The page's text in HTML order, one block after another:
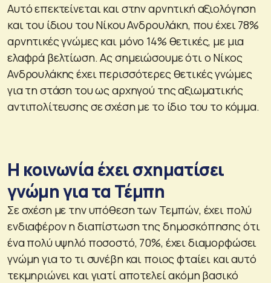
Αυτό επεκτείνεται και στην αρνητική αξιολόγηση
και του ίδιου του Νίκου Ανδρουλάκη, που έχει 78%
αρνητικές γνώμες και μόνο 14% θετικές, με μια
ελαφρά βελτίωση. Ας σημειώσουμε ότι ο Νίκος
Ανδρουλάκης έχει περισσότερες θετικές γνώμες
για τη στάση του ως αρχηγού της αξιωματικής
αντιπολίτευσης σε σχέση με το ίδιο του το κόμμα.
Η κοινωνία έχει σχηματίσει
γνώμη για τα Τέμπη
Σε σχέση με την υπόθεση των Τεμπών, έχει πολύ
ενδιαφέρον η διαπίστωση της δημοσκόπησης ότι
ένα πολύ υψηλό ποσοστό, 70%, έχει διαμορφώσει
γνώμη για το τι συνέβη και ποιος φταίει και αυτό
τεκμηριώνει και γιατί αποτελεί ακόμη βασικό